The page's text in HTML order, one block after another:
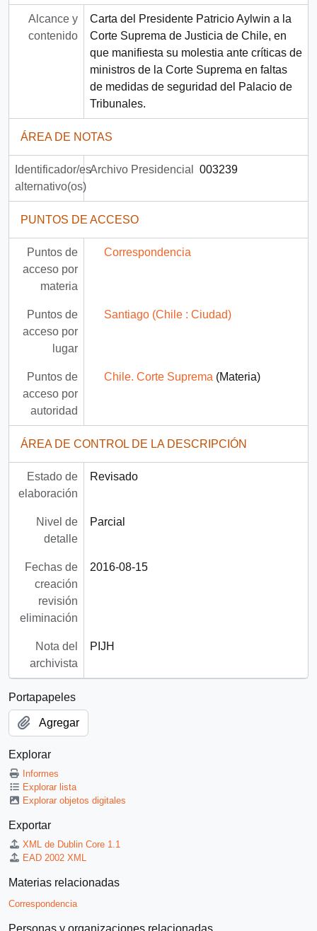
Alcance y
contenido
Carta del Presidente Patricio Aylwin a la
Corte Suprema de Justicia de Chile, en
que manifiesta su molestia ante críticas de
ministros de la Corte Suprema en faltas
de medidas de seguridad del Palacio de
Tribunales.
ÁREA DE NOTAS
Identificador/es
alternativo(os)
Archivo Presidencial 003239
PUNTOS DE ACCESO
Puntos de
acceso por
materia
Correspondencia
Puntos de
acceso por
lugar
Santiago (Chile : Ciudad)
Puntos de
acceso por
autoridad
Chile. Corte Suprema (Materia)
ÁREA DE CONTROL DE LA DESCRIPCIÓN
Estado de
elaboración
Revisado
Nivel de
detalle
Parcial
Fechas de
creación
revisión
eliminación
2016-08-15
Nota del
archivista
PIJH
Portapapeles
Agregar
Explorar
Informes
Explorar lista
Explorar objetos digitales
Exportar
XML de Dublin Core 1.1
EAD 2002 XML
Materias relacionadas
Correspondencia
Personas y organizaciones relacionadas